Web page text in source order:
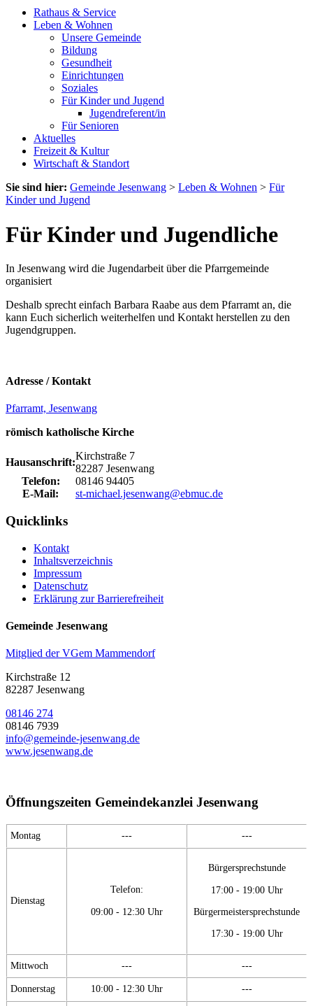
Rathaus & Service
Leben & Wohnen
Unsere Gemeinde
Bildung
Gesundheit
Einrichtungen
Soziales
Für Kinder und Jugend
Jugendreferent/in
Für Senioren
Aktuelles
Freizeit & Kultur
Wirtschaft & Standort
Sie sind hier: Gemeinde Jesenwang > Leben & Wohnen > Für
Kinder und Jugend
Für Kinder und Jugendliche
In Jesenwang wird die Jugendarbeit über die Pfarrgemeinde
organisiert
Deshalb sprecht einfach Barbara Raabe aus dem Pfarramt an, die
kann Euch sicherlich weiterhelfen und Kontakt herstellen zu den
Jugendgruppen.
Adresse / Kontakt
Pfarramt, Jesenwang
römisch katholische Kirche
Hausanschrift:
Kirchstraße 7
82287 Jesenwang
Telefon:
08146 94405
E-Mail:
st-michael.jesenwang@ebmuc.de
Quicklinks
Kontakt
Inhaltsverzeichnis
Impressum
Datenschutz
Erklärung zur Barrierefreiheit
Gemeinde Jesenwang
Mitglied der VGem Mammendorf
Kirchstraße 12
82287 Jesenwang
08146 274
08146 7939
info@gemeinde-jesenwang.de
www.jesenwang.de
Öffnungszeiten Gemeindekanzlei Jesenwang
Montag --- ---
Dienstag
Telefon:
09:00 - 12:30 Uhr
Bürgersprechstunde
17:00 - 19:00 Uhr
Bürgermeistersprechstunde
17:30 - 19:00 Uhr
Mittwoch --- ---
Donnerstag 10:00 - 12:30 Uhr ---